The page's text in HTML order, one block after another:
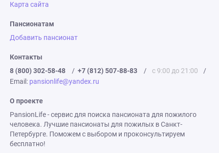
Карта сайта
Пансионатам
Добавить пансионат
Контакты
8 (800) 302-58-48
/ +7 (812) 507-88-83 / с 9:00 до 21:00
/
Email: pansionlife@yandex.ru
О проекте
PansionLife - сервис для поиска пансионата для пожилого
человека. Лучшие пансионаты для пожилых в Санкт-
Петербурге. Поможем с выбором и проконсультируем
бесплатно!